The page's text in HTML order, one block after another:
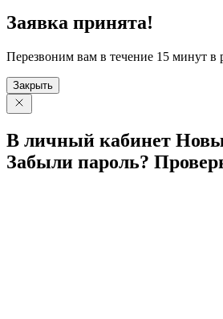
Заявка принята!
Перезвоним вам в течение 15 минут в
Закрыть
В личный кабинет
Забыли пароль?